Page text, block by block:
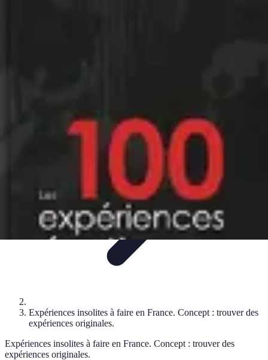
Expériences insolites à faire en France. Concept : trouver des
expériences originales.
Expériences insolites à faire en France. Concept : trouver des
expériences originales.